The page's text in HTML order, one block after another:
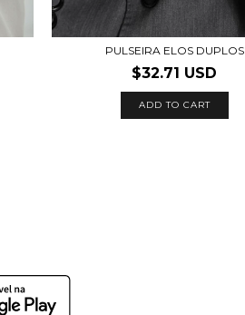
PULSEIRA ELOS DUPLOS
$32.71 USD